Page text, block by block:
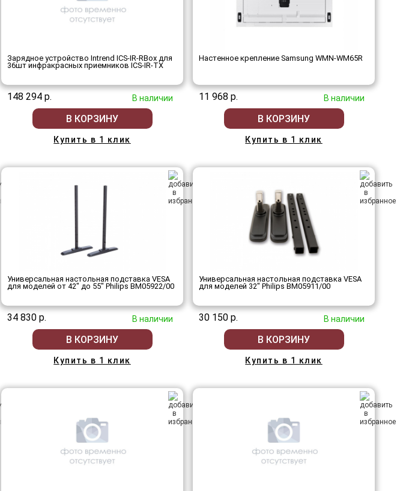
Зарядное устройство Intrend ICS-IR-RBox для
36шт инфракрасных приемников ICS-IR-TX
148 294 р. В наличии
В КОРЗИНУ
Купить в 1 клик
Настенное крепление Samsung WMN-WM65R
11 968 р. В наличии
В КОРЗИНУ
Купить в 1 клик
Универсальная настольная подставка VESA
для моделей от 42" до 55" Philips BM05922/00
34 830 р. В наличии
В КОРЗИНУ
Купить в 1 клик
Универсальная настольная подставка VESA
для моделей 32" Philips BM05911/00
30 150 р. В наличии
В КОРЗИНУ
Купить в 1 клик